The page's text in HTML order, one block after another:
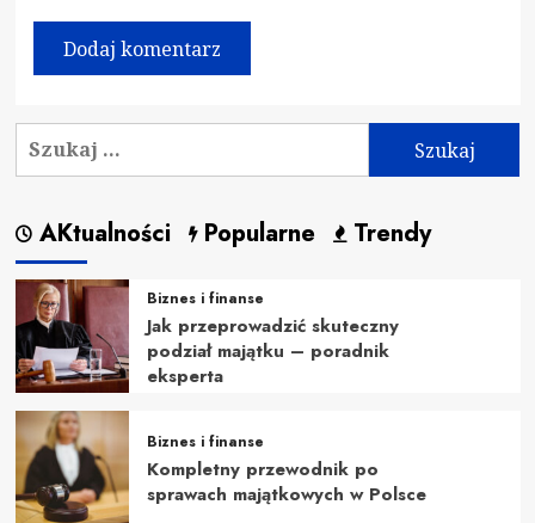
Szukaj:
AKtualności Popularne Trendy
Biznes i finanse
Jak przeprowadzić skuteczny
podział majątku – poradnik
eksperta
Biznes i finanse
Kompletny przewodnik po
sprawach majątkowych w Polsce